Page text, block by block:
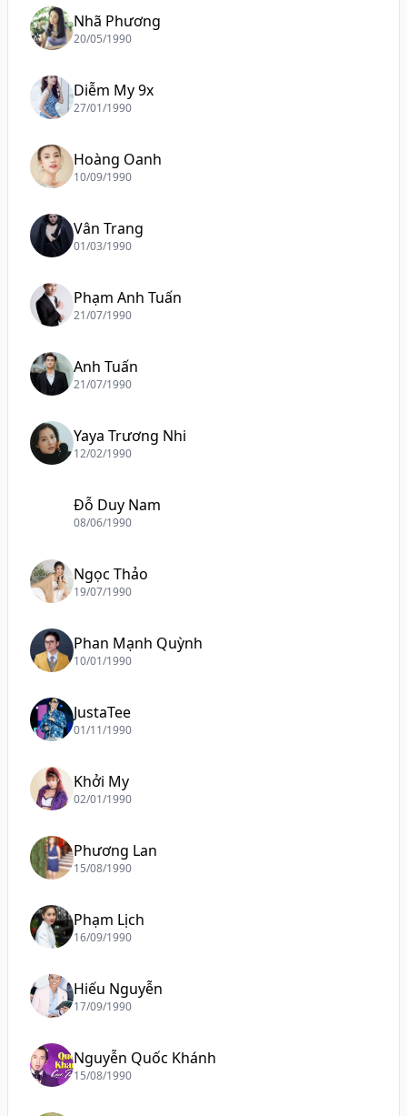
Nhã Phương
20/05/1990
Diễm My 9x
27/01/1990
Hoàng Oanh
10/09/1990
Vân Trang
01/03/1990
Phạm Anh Tuấn
21/07/1990
Anh Tuấn
21/07/1990
Yaya Trương Nhi
12/02/1990
Đỗ Duy Nam
08/06/1990
Ngọc Thảo
19/07/1990
Phan Mạnh Quỳnh
10/01/1990
JustaTee
01/11/1990
Khởi My
02/01/1990
Phương Lan
15/08/1990
Phạm Lịch
16/09/1990
Hiếu Nguyễn
17/09/1990
Nguyễn Quốc Khánh
15/08/1990